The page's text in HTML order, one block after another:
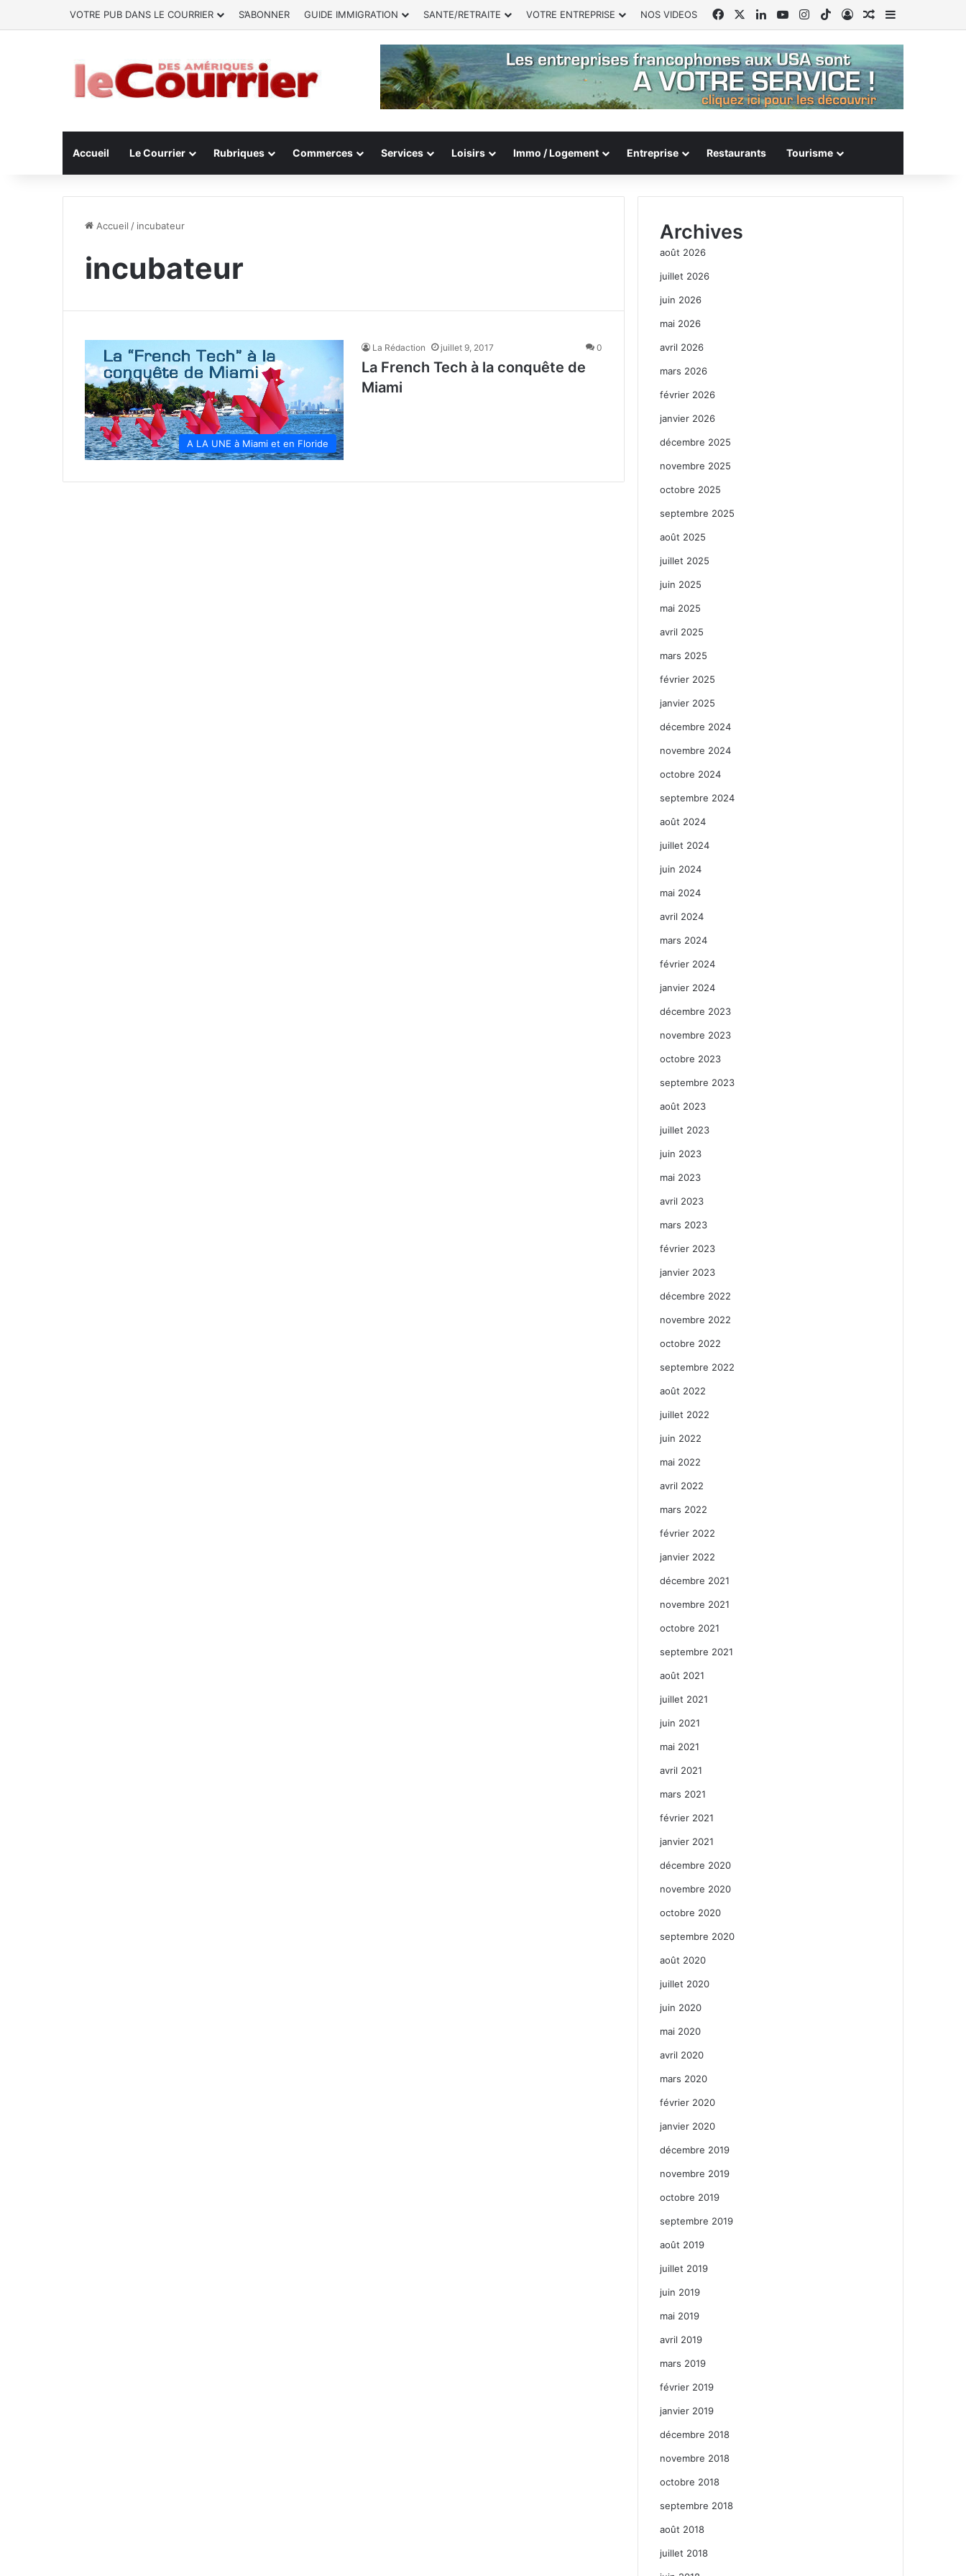
VOTRE PUB DANS LE COURRIER S’ABONNER GUIDE IMMIGRATION SANTE/RETRAITE VOTRE ENTREPRISE NOS VIDEOS FacebookLinkedinYouTubeInstagram
TikTokConnexion
Article Aléatoire
Sidebar
Accueil Le Courrier Rubriques Commerces Services Loisirs Immo / Logement Entreprise Restaurants Tourisme
Accueil / incubateur
incubateur
A LA UNE à Miami et en Floride
La Rédaction juillet 9, 2017 0
La French Tech à la conquête de
Miami
Archives
août 2026
juillet 2026
juin 2026
mai 2026
avril 2026
mars 2026
février 2026
janvier 2026
décembre 2025
novembre 2025
octobre 2025
septembre 2025
août 2025
juillet 2025
juin 2025
mai 2025
avril 2025
mars 2025
février 2025
janvier 2025
décembre 2024
novembre 2024
octobre 2024
septembre 2024
août 2024
juillet 2024
juin 2024
mai 2024
avril 2024
mars 2024
février 2024
janvier 2024
décembre 2023
novembre 2023
octobre 2023
septembre 2023
août 2023
juillet 2023
juin 2023
mai 2023
avril 2023
mars 2023
février 2023
janvier 2023
décembre 2022
novembre 2022
octobre 2022
septembre 2022
août 2022
juillet 2022
juin 2022
mai 2022
avril 2022
mars 2022
février 2022
janvier 2022
décembre 2021
novembre 2021
octobre 2021
septembre 2021
août 2021
juillet 2021
juin 2021
mai 2021
avril 2021
mars 2021
février 2021
janvier 2021
décembre 2020
novembre 2020
octobre 2020
septembre 2020
août 2020
juillet 2020
juin 2020
mai 2020
avril 2020
mars 2020
février 2020
janvier 2020
décembre 2019
novembre 2019
octobre 2019
septembre 2019
août 2019
juillet 2019
juin 2019
mai 2019
avril 2019
mars 2019
février 2019
janvier 2019
décembre 2018
novembre 2018
octobre 2018
septembre 2018
août 2018
juillet 2018